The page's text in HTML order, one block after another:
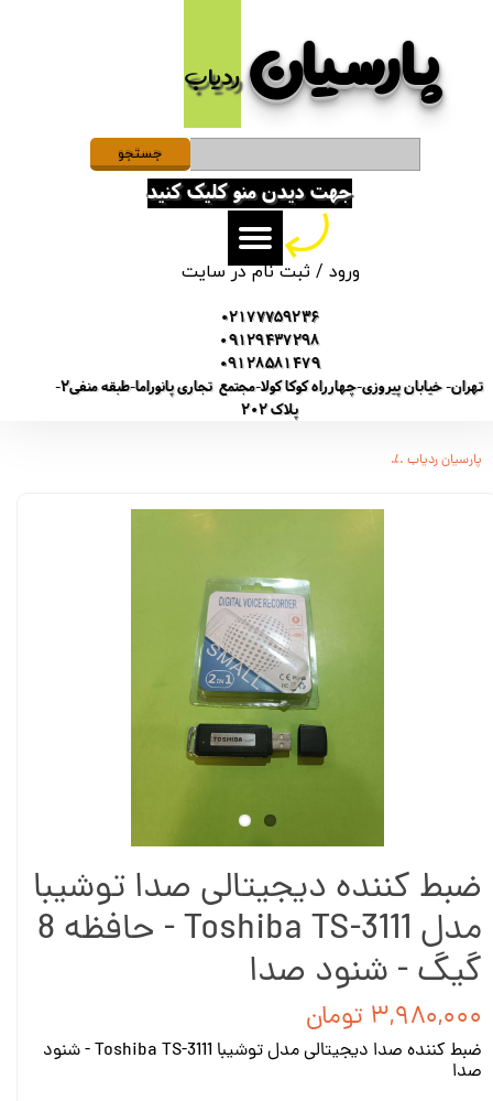
پارسیان​​​​​​​ردیاب
ورود /ثبت نام در سایت
حساب کاربری من
تغییر گذر واژه
سفارشات
خروج از حساب کاربری
02177759236
09129437298
09128581479
تهران- خیابان پیروزی-چهارراه کوکا کولا-مجتمع تجاری پانوراما-طبقه منفی2-
پلاک 202
جهت دیدن منو کلیک کنید
جستجو
پارسیان ردیاب
ضبط کننده دیجیتالی صدا توشیبا
مدل Toshiba TS-3111 - حافظه 8
گیگ - شنود صدا
۳,۹۸۰,۰۰۰ تومان
ضبط کننده صدا دیجیتالی مدل توشیبا Toshiba TS-3111 - شنود
صدا